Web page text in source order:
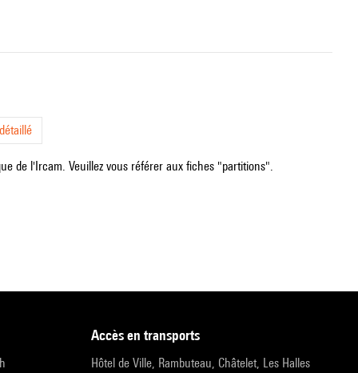
de l'Ircam. Veuillez vous référer aux fiches "partitions".
accès en transports
Hôtel de Ville, Rambuteau, Châtelet, Les Halles